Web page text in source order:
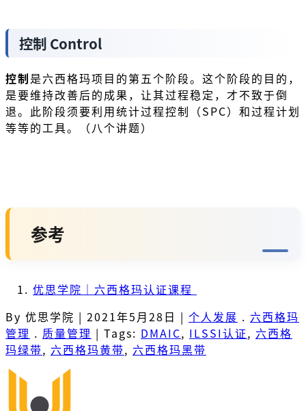
控制 Control
控制是六西格玛项目的第五个阶段。这个阶段的目的，
是要维持改善后的成果，让其过程稳定，才不致于倒
退。此阶段须要利用统计过程控制（SPC）和过程计划
等等的工具。（八个讲题）
参考
优思学院｜六西格玛认证课程
By 优思学院 | 2021年5月28日 | 个人发展 . 六西格玛
管理 . 质量管理 | Tags: DMAIC, ILSSI认证, 六西格
玛绿带, 六西格玛黄带, 六西格玛黑带